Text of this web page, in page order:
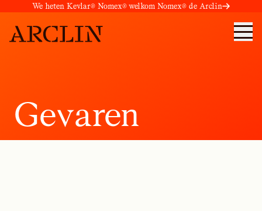
We heten Kevlar® Nomex® welkom Nomex® de Arclin
Gevaren